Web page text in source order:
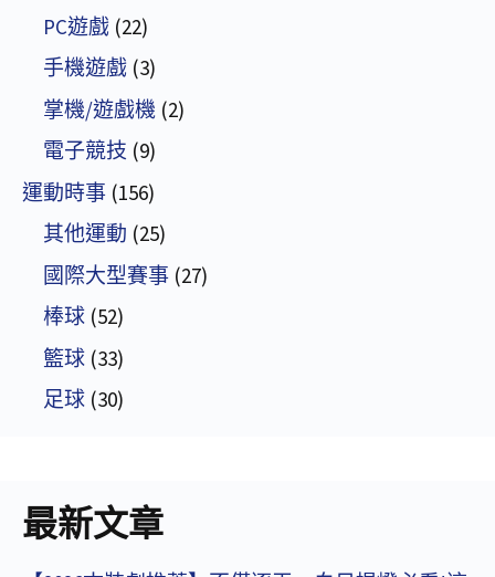
PC遊戲 (22)
手機遊戲 (3)
掌機/遊戲機 (2)
電子競技 (9)
運動時事 (156)
其他運動 (25)
國際大型賽事 (27)
棒球 (52)
籃球 (33)
足球 (30)
最新文章